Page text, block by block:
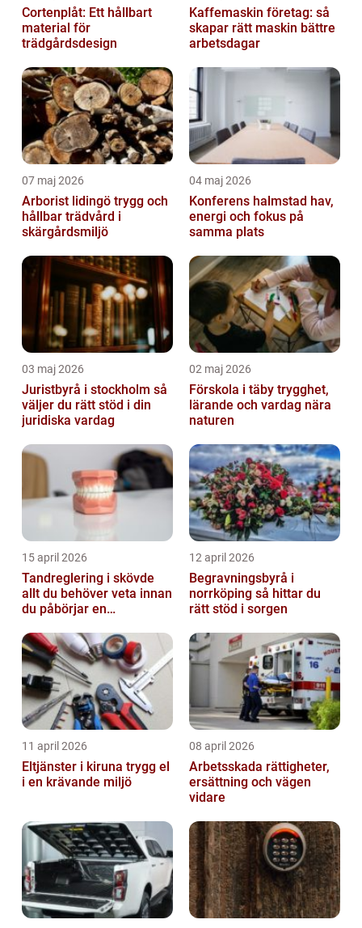
Cortenplåt: Ett hållbart
material för
trädgårdsdesign
Kaffemaskin företag: så
skapar rätt maskin bättre
arbetsdagar
07 maj 2026
Arborist lidingö trygg och
hållbar trädvård i
skärgårdsmiljö
04 maj 2026
Konferens halmstad hav,
energi och fokus på
samma plats
03 maj 2026
Juristbyrå i stockholm så
väljer du rätt stöd i din
juridiska vardag
02 maj 2026
Förskola i täby trygghet,
lärande och vardag nära
naturen
15 april 2026
Tandreglering i skövde
allt du behöver veta innan
du påbörjar en
12 april 2026
Begravningsbyrå i
norrköping så hittar du
rätt stöd i sorgen
11 april 2026
Eltjänster i kiruna trygg el
i en krävande miljö
08 april 2026
Arbetsskada rättigheter,
ersättning och vägen
vidare